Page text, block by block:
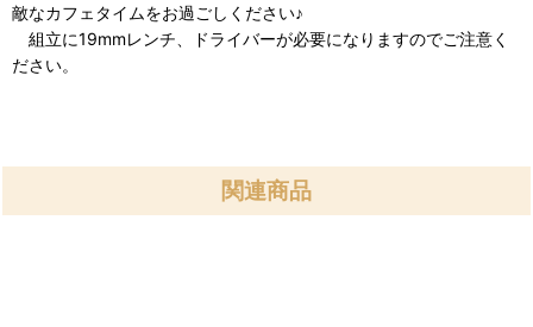
敵なカフェタイムをお過ごしください♪
組立に19mmレンチ、ドライバーが必要になりますのでご注意く
ださい。
関連商品